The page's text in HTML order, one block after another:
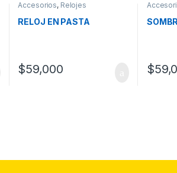
Accesorios, Relojes
RELOJ EN PASTA
$59,000 $